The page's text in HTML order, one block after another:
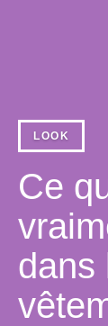
LOOK
Ce
dans